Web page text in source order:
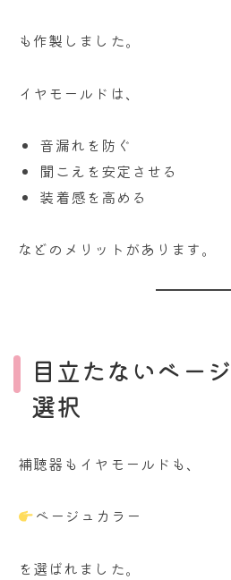
も作製しました。
イヤモールドは、
音漏れを防ぐ
聞こえを安定させる
装着感を高める
などのメリットがあります。
目立たないベー
選択
補聴器もイヤモールドも、
ベージュカラー
を選ばれました。